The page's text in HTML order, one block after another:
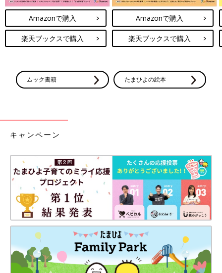
Amazonで購入
楽天ブックスで購入
Amazonで購入
楽天ブックスで購入
ムック書籍 たまひよの絵本
キャンペーン